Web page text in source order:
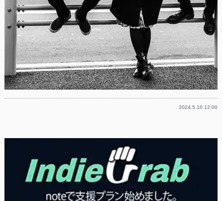
2024.5.10 12:00